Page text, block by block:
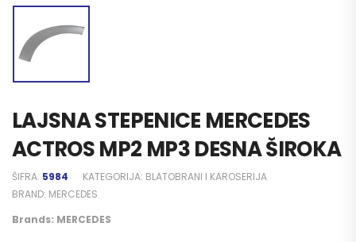
LAJSNA STEPENICE MERCEDES
ACTROS MP2 MP3 DESNA ŠIROKA
ŠIFRA: 5984 KATEGORIJA: BLATOBRANI I KAROSERIJA
BRAND: MERCEDES
Brands: MERCEDES